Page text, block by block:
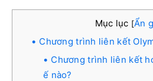
Mục lục [Ẩn
Chương trình liên kết
Chương trình liên kết
ế nào?